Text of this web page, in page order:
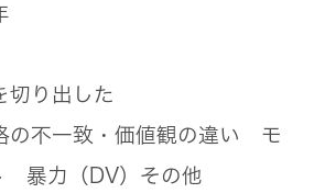
り出した
不一致・価値観の違い モ
暴力（DV）その他